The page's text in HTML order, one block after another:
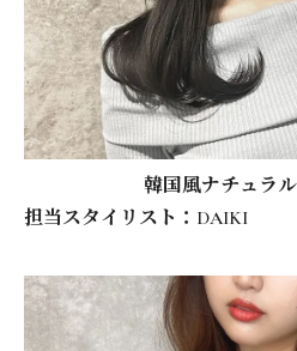
韓国風ナチュラ
担当スタイリスト：DAIKI